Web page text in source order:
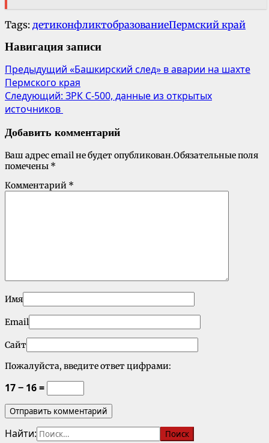
Tags: детиконфликтобразованиеПермский край
Навигация записи
Предыдущий «Башкирский след» в аварии на шахте
Пермского края
Следующий: ЗРК С-500, данные из открытых
источников
Добавить комментарий
Ваш адрес email не будет опубликован.Обязательные поля
помечены *
Комментарий *
Имя
Email
Сайт
Пожалуйста, введите ответ цифрами:
17 − 16 =
Найти: